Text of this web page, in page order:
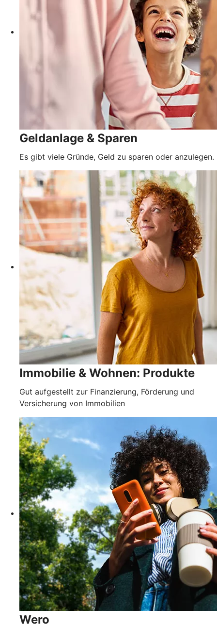
Geldanlage & Sparen
Es gibt viele Gründe, Geld zu sparen oder anzulegen.
Immobilie & Wohnen: Produkte
Gut aufgestellt zur Finanzierung, Förderung und
Versicherung von Immobilien
Wero